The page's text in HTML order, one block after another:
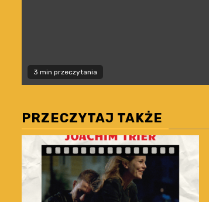
3 min przeczytania
PRZECZYTAJ TAKŻE